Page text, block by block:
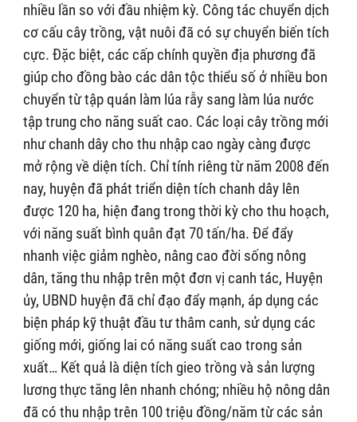
nhiều lần so với đầu nhiệm kỳ. Công tác chuyển dịch
cơ cấu cây trồng, vật nuôi đã có sự chuyển biến tích
cực. Đặc biệt, các cấp chính quyền địa phương đã
giúp cho đồng bào các dân tộc thiểu số ở nhiều bon
chuyển từ tập quán làm lúa rẫy sang làm lúa nước
tập trung cho năng suất cao. Các loại cây trồng mới
như chanh dây cho thu nhập cao ngày càng được
mở rộng về diện tích. Chỉ tính riêng từ năm 2008 đến
nay, huyện đã phát triển diện tích chanh dây lên
được 120 ha, hiện đang trong thời kỳ cho thu hoạch,
với năng suất bình quân đạt 70 tấn/ha. Để đẩy
nhanh việc giảm nghèo, nâng cao đời sống nông
dân, tăng thu nhập trên một đơn vị canh tác, Huyện
ủy, UBND huyện đã chỉ đạo đẩy mạnh, áp dụng các
biện pháp kỹ thuật đầu tư thâm canh, sử dụng các
giống mới, giống lai có năng suất cao trong sản
xuất… Kết quả là diện tích gieo trồng và sản lượng
lương thực tăng lên nhanh chóng; nhiều hộ nông dân
đã có thu nhập trên 100 triệu đồng/năm từ các sản